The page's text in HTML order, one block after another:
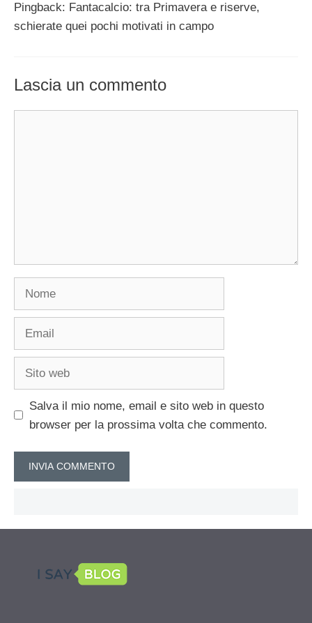
Pingback: Fantacalcio: tra Primavera e riserve,
schierate quei pochi motivati in campo
Lascia un commento
Salva il mio nome, email e sito web in questo
browser per la prossima volta che commento.